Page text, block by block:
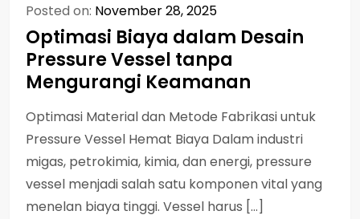
Posted on: November 28, 2025
Optimasi Biaya dalam Desain
Pressure Vessel tanpa
Mengurangi Keamanan
Optimasi Material dan Metode Fabrikasi untuk
Pressure Vessel Hemat Biaya Dalam industri
migas, petrokimia, kimia, dan energi, pressure
vessel menjadi salah satu komponen vital yang
menelan biaya tinggi. Vessel harus […]